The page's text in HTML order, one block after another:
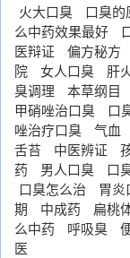
火大口臭 口臭的
么中药效果最好
医辩证
偏方秘方
院
女人口臭 肝
臭调理
本草纲目
甲硝唑治口臭
口
唑治疗口臭
气血
舌苔
中医辨证
药
男人口臭 口
口臭怎么治
胃炎
期
中成药 扁桃
么中药
呼吸臭
医